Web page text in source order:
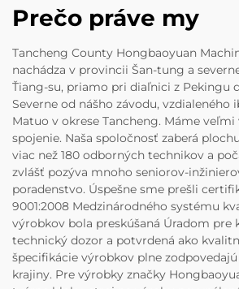
Prečo práve my
Tancheng County Hongbaoyuan
nachádza v provincii Šan-tung a
Ťiang-su, priamo pri diaľnici z Pekingu
Severne od nášho závodu, vzdialeného
Matuo v okrese Tancheng. Máme
spojenie. Naša spoločnosť zaberá
viac než 180 odborných technikov a
zvlášť pozýva mnoho seniorov-
poradenstvo. Úspešne sme prešli
9001:2008 Medzinárodného systému
výrobkov bola preskúšaná Úradom pre
technický dozor a potvrdená ako
špecifikácie výrobkov plne
krajiny. Pre výrobky značky